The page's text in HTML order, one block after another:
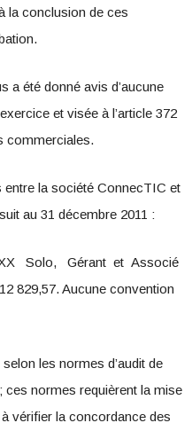
la conclusion de ces
a été donné avis d’aucune
et visée à l’article 372
commerciales.
la société ConnecTIC et
au 31 décembre 2011 :
Solo, Gérant et Associé
829,57. Aucune convention
les normes d’audit de
ces normes requièrent la mise
vérifier la concordance des